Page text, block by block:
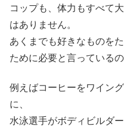
コップも、体力もすべて
はありません。
あくまでも好きなものを
ために必要と言っているの
例えばコーヒーをワイン
に、
水泳選手がボディビルダ